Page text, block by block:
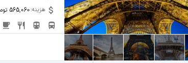
هزینه:565,060 تومان